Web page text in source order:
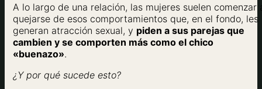
A lo largo de una relación, las mujeres suelen comenzar
quejarse de esos comportamientos que, en el fondo, les
generan atracción sexual, y piden a sus parejas que
cambien y se comporten más como el chico
«buenazo».
¿Y por qué sucede esto?